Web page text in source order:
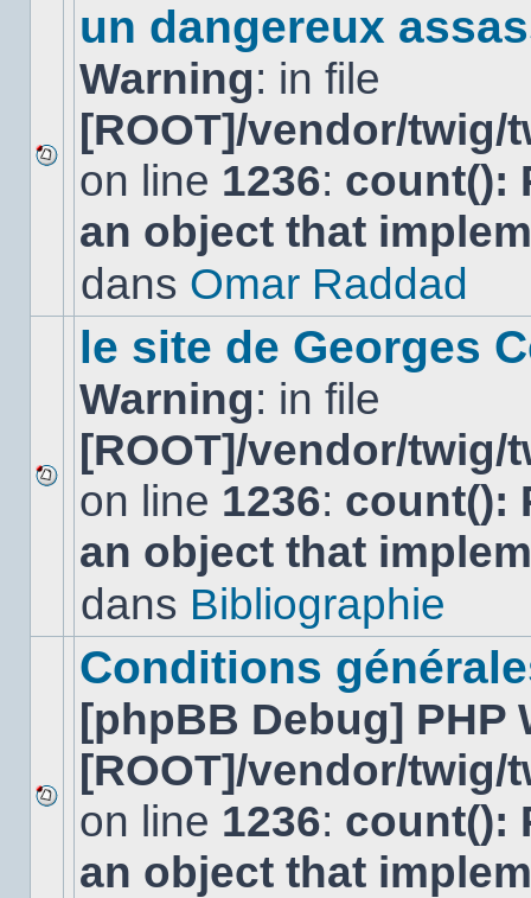
sujet.
Aucun
nouveau
message
non-
dans
sujet.
un dangereux
Warning: in file
[ROOT]/vendor/
on line 1236: count():
an object that
dans Omar Raddad
Aucun
nouveau
message
non-
dans
le site de Georges
Warning: in file
[ROOT]/vendor/
on line 1236: count():
an object that
dans Bibliographie
Aucun
nouveau
message
non-
Conditions
[phpBB Debug] PHP
[ROOT]/vendor/
on line 1236: count():
an object that